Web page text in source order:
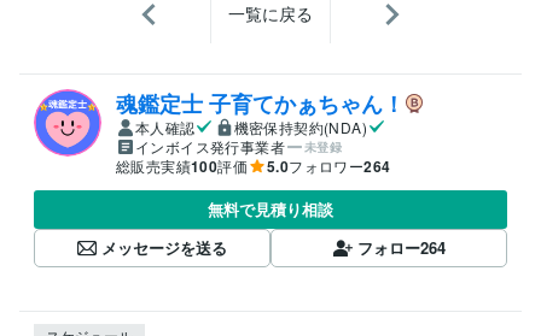
一覧に戻る
魂鑑定士 子育てかぁちゃん！
本人確認
機密保持契約(NDA)
インボイス発行事業者
未登録
総販売実績100評価 5.0フォロワー264
無料で見積り相談
メッセージを送る
フォロー264